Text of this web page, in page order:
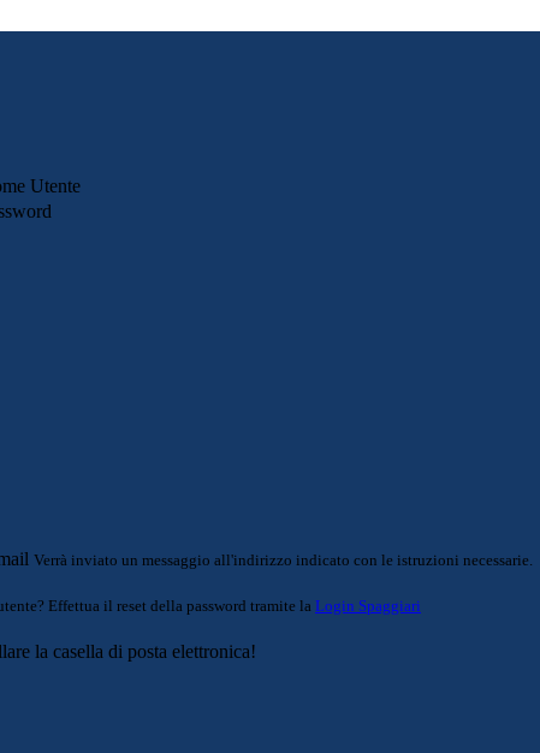
Utente
Verrà inviato un messaggio all'indirizzo indicato con le istruzioni necessarie.
Effettua il reset della password tramite la Login Spaggiari
la casella di posta elettronica!